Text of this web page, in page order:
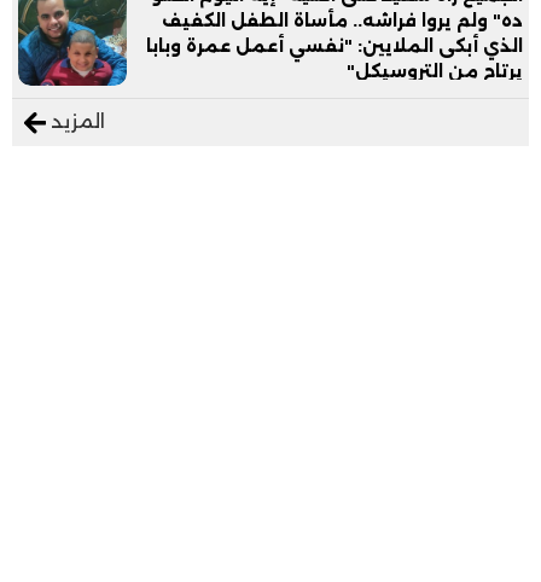
ده" ولم يروا فراشه.. مأساة الطفل الكفيف
الذي أبكى الملايين: "نفسي أعمل عمرة وبابا
يرتاح من التروسيكل"
المزيد